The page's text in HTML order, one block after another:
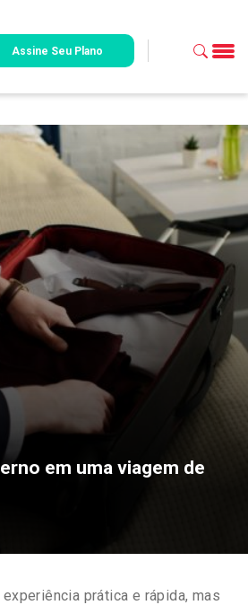
Assine Seu Plano
em uma viagem de
prática e rápida, mas